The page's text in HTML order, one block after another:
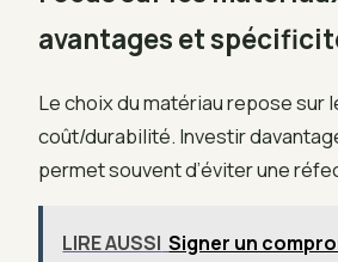
avantages et
Le choix du matériau repose sur
coût/durabilité. Investir
permet souvent d’éviter une
LIRE AUSSI Signer un